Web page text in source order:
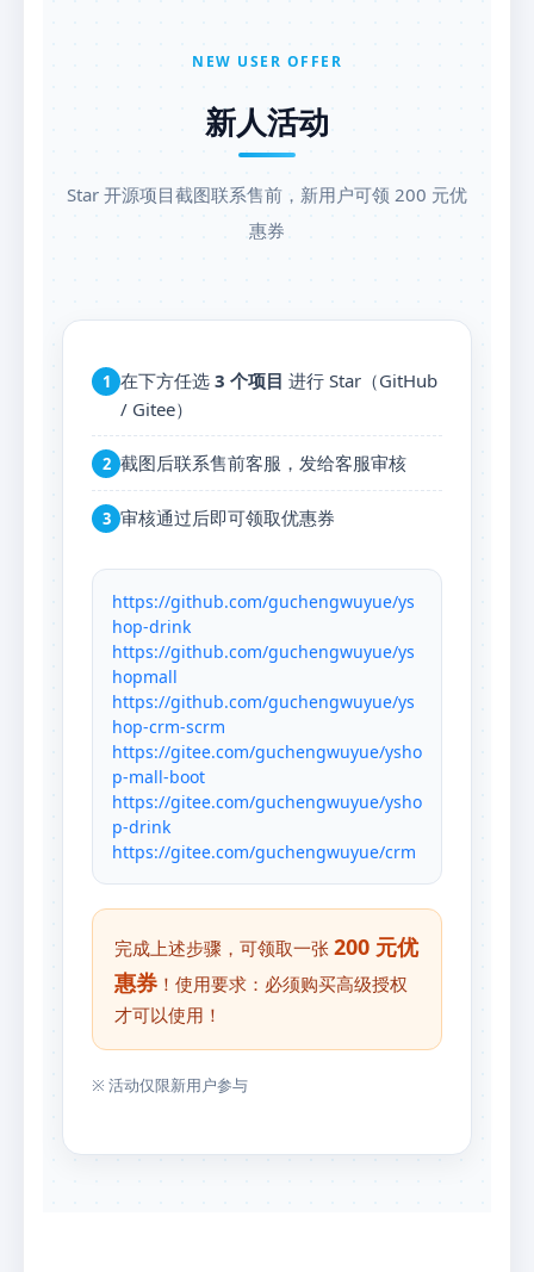
NEW USER OFFER
新人活动
Star 开源项目截图联系售前，新用户可领 200 元优
惠券
1 在下方任选 3 个项目 进行 Star（GitHub
/ Gitee）
2 截图后联系售前客服，发给客服审核
3 审核通过后即可领取优惠券
https://github.com/guchengwuyue/ys
hop-drink
https://github.com/guchengwuyue/ys
hopmall
https://github.com/guchengwuyue/ys
hop-crm-scrm
https://gitee.com/guchengwuyue/ysho
p-mall-boot
https://gitee.com/guchengwuyue/ysho
p-drink
https://gitee.com/guchengwuyue/crm
完成上述步骤，可领取一张 200 元优
惠券 ！ 使用要求：必须购买高级授权
才可以使用！
※ 活动仅限新用户参与